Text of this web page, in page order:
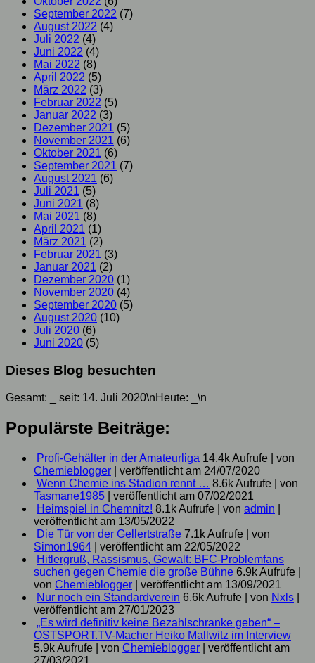
September 2022 (7)
August 2022 (4)
Juli 2022 (4)
Juni 2022 (4)
Mai 2022 (8)
April 2022 (5)
März 2022 (3)
Februar 2022 (5)
Januar 2022 (3)
Dezember 2021 (5)
November 2021 (6)
Oktober 2021 (6)
September 2021 (7)
August 2021 (6)
Juli 2021 (5)
Juni 2021 (8)
Mai 2021 (8)
April 2021 (1)
März 2021 (2)
Februar 2021 (3)
Januar 2021 (2)
Dezember 2020 (1)
November 2020 (4)
September 2020 (5)
August 2020 (10)
Juli 2020 (6)
Juni 2020 (5)
Dieses Blog besuchten
Gesamt: seit: 14. Juli 2020\nHeute: \n
Populärste Beiträge:
Profi-Gehälter in der Amateurliga 14.4k Aufrufe
von
Chemieblogger
veröffentlicht am 24/07/2020
Wenn Chemie ins Stadion rennt … 8.6k Aufrufe
von
Tasmane1985
veröffentlicht am 07/02/2021
Heimspiel in Chemnitz! 8.1k Aufrufe von admin
veröffentlicht am 13/05/2022
Die Tür von der Gellertstraße 7.1k Aufrufe
von
Simon1964
veröffentlicht am 22/05/2022
Hitlergruß, Rassismus, Gewalt: BFC-Problemfans
suchen gegen Chemie die große Bühne 6.9k Aufrufe
von Chemieblogger
veröffentlicht am 13/09/2021
Nur noch ein Standardverein 6.6k Aufrufe von Nxls
veröffentlicht am 27/01/2023
„Es wird definitiv keine Bezahlschranke geben“ –
OSTSPORT.TV-Macher Heiko Mallwitz im Interview
5.9k Aufrufe
von Chemieblogger
veröffentlicht am
27/03/2021